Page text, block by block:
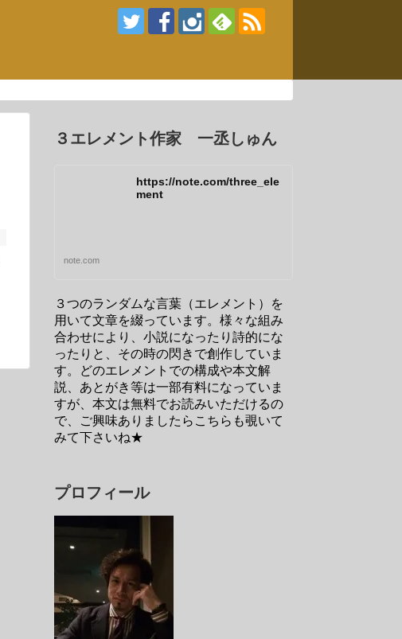
３エレメント作家 一丞しゅん
https://note.com/three_ele
ment
note.com
３つのランダムな言葉（エレメント）を
用いて文章を綴っています。様々な組み
合わせにより、小説になったり詩的にな
ったりと、その時の閃きで創作していま
す。どのエレメントでの構成や本文解
説、あとがき等は一部有料になっていま
すが、本文は無料でお読みいただけるの
で、ご興味ありましたらこちらも覗いて
みて下さいね★
プロフィール